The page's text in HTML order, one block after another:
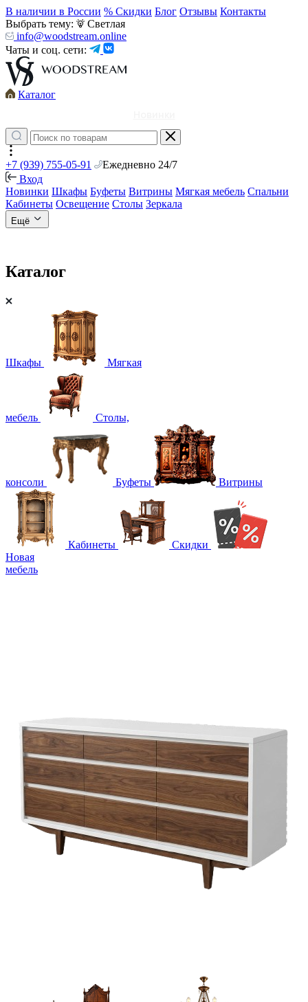
В наличии в России % Скидки Блог Отзывы Контакты
Выбрать тему:
Светлая
info@woodstream.online
Чаты и соц. сети:
Каталог
+7 (939) 755-05-91
Ежедневно 24/7
Вход
Новинки Шкафы Буфеты Витрины Мягкая мебель Спальни
Кабинеты Освещение Столы Зеркала
Ещё
Каталог
Шкафы Мягкая
мебель Столы,
консоли Буфеты Витрины
Кабинеты
Скидки
Новая
мебель